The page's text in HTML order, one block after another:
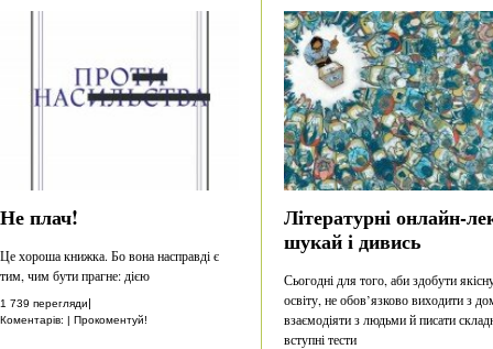
Не плач!
Це хороша книжка. Бо вона насправді є
тим, чим бути прагне: дією
1 739 перегляди|
Коментарів: | Прокоментуй!
Літературні онлайн-
шукай і дивись
Сьогодні для того, аби здобути
освіту, не обов’язково виходити з
взаємодіяти з людьми й писати
вступні тести